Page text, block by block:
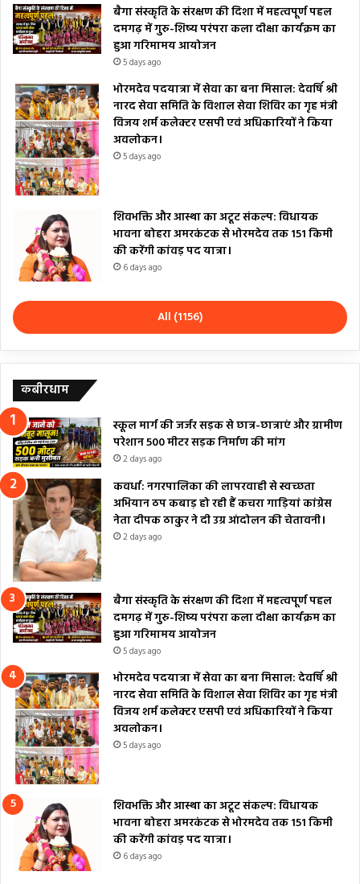
बैगा संस्कृति के संरक्षण की दिशा में महत्वपूर्ण पहल
दमगढ़ में गुरु-शिष्य परंपरा कला दीक्षा कार्यक्रम का
हुआ गरिमामय आयोजन
5 days ago
भोरमदेव पदयात्रा में सेवा का बना मिसाल: देवर्षि श्री
नारद सेवा समिति के विशाल सेवा शिविर का गृह मंत्री
विजय शर्म कलेक्टर एसपी एवं अधिकारियों ने किया
अवलोकन।
5 days ago
शिवभक्ति और आस्था का अटूट संकल्प: विधायक
भावना बोहरा अमरकंटक से भोरमदेव तक 151 किमी
की करेंगी कांवड़ पद यात्रा।
6 days ago
All (1156)
कबीरधाम
स्कूल मार्ग की जर्जर सड़क से छात्र-छात्राएं और ग्रामीण
परेशान 500 मीटर सड़क निर्माण की मांग
2 days ago
कवर्धा: नगरपालिका की लापरवाही से स्वच्छता
अभियान ठप कबाड़ हो रही हैं कचरा गाड़ियां कांग्रेस
नेता दीपक ठाकुर ने दी उग्र आंदोलन की चेतावनी।
2 days ago
बैगा संस्कृति के संरक्षण की दिशा में महत्वपूर्ण पहल
दमगढ़ में गुरु-शिष्य परंपरा कला दीक्षा कार्यक्रम का
हुआ गरिमामय आयोजन
5 days ago
भोरमदेव पदयात्रा में सेवा का बना मिसाल: देवर्षि श्री
नारद सेवा समिति के विशाल सेवा शिविर का गृह मंत्री
विजय शर्म कलेक्टर एसपी एवं अधिकारियों ने किया
अवलोकन।
5 days ago
शिवभक्ति और आस्था का अटूट संकल्प: विधायक
भावना बोहरा अमरकंटक से भोरमदेव तक 151 किमी
की करेंगी कांवड़ पद यात्रा।
6 days ago